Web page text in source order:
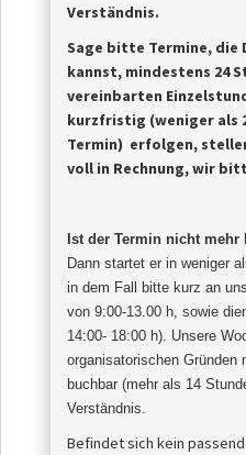
Verständnis.
Sage bitte Termine, die
kannst, mindestens 24
vereinbarten
kurzfristig (weniger als
Termin) erfolgen,
voll in Rechnung, wir
Ist der Termin nicht mehr
Dann startet er in weniger
in dem Fall bitte kurz an
von 9:00-13.00 h, sowie
14:00- 18:00 h). Unsere
organisatorischen Gründen
buchbar (mehr als 14
Verständnis.
Befindet sich kein